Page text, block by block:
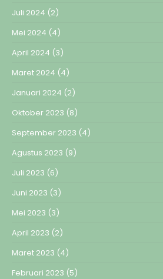
Juli 2024 (2)
Mei 2024 (4)
April 2024 (3)
Maret 2024 (4)
Januari 2024 (2)
Oktober 2023 (8)
September 2023 (4)
Agustus 2023 (9)
Juli 2023 (6)
Juni 2023 (3)
Mei 2023 (3)
April 2023 (2)
Maret 2023 (4)
Februari 2023 (5)